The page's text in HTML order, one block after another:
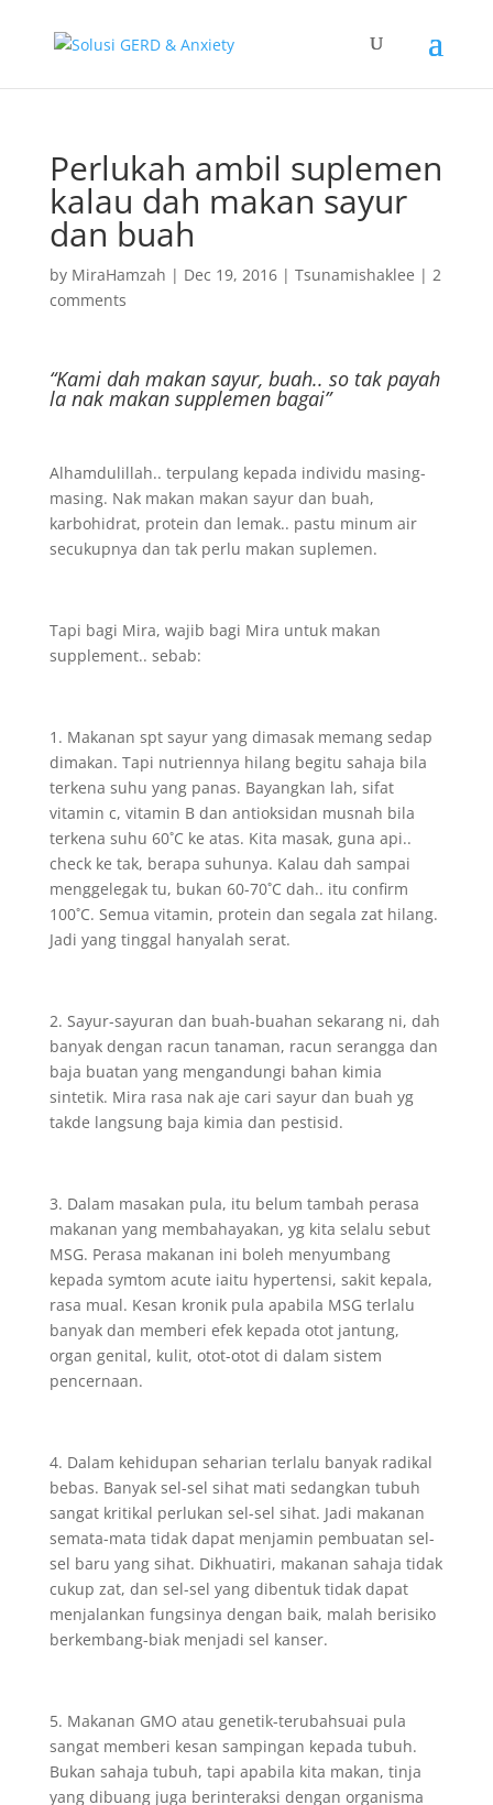
Perlukah ambil suplemen
kalau dah makan sayur
dan buah
by MiraHamzah | Dec 19, 2016| Tsunamishaklee | 2
comments
“Kami dah makan sayur, buah.. so tak payah
la nak makan supplemen bagai”
Alhamdulillah.. terpulang kepada individu masing-
masing. Nak makan makan sayur dan buah,
karbohidrat, protein dan lemak.. pastu minum air
secukupnya dan tak perlu makan suplemen.
Tapi bagi Mira, wajib bagi Mira untuk makan
supplement.. sebab:
1. Makanan spt sayur yang dimasak memang sedap
dimakan. Tapi nutriennya hilang begitu sahaja bila
terkena suhu yang panas. Bayangkan lah, sifat
vitamin c, vitamin B dan antioksidan musnah bila
terkena suhu 60˚C ke atas. Kita masak, guna api..
check ke tak, berapa suhunya. Kalau dah sampai
menggelegak tu, bukan 60-70˚C dah.. itu confirm
100˚C. Semua vitamin, protein dan segala zat hilang.
Jadi yang tinggal hanyalah serat.
2. Sayur-sayuran dan buah-buahan sekarang ni, dah
banyak dengan racun tanaman, racun serangga dan
baja buatan yang mengandungi bahan kimia
sintetik. Mira rasa nak aje cari sayur dan buah yg
takde langsung baja kimia dan pestisid.
3. Dalam masakan pula, itu belum tambah perasa
makanan yang membahayakan, yg kita selalu sebut
MSG. Perasa makanan ini boleh menyumbang
kepada symtom acute iaitu hypertensi, sakit kepala,
rasa mual. Kesan kronik pula apabila MSG terlalu
banyak dan memberi efek kepada otot jantung,
organ genital, kulit, otot-otot di dalam sistem
pencernaan.
4. Dalam kehidupan seharian terlalu banyak radikal
bebas. Banyak sel-sel sihat mati sedangkan tubuh
sangat kritikal perlukan sel-sel sihat. Jadi makanan
semata-mata tidak dapat menjamin pembuatan sel-
sel baru yang sihat. Dikhuatiri, makanan sahaja tidak
cukup zat, dan sel-sel yang dibentuk tidak dapat
menjalankan fungsinya dengan baik, malah berisiko
berkembang-biak menjadi sel kanser.
5. Makanan GMO atau genetik-terubahsuai pula
sangat memberi kesan sampingan kepada tubuh.
Bukan sahaja tubuh, tapi apabila kita makan, tinja
yang dibuang juga berinteraksi dengan organisma